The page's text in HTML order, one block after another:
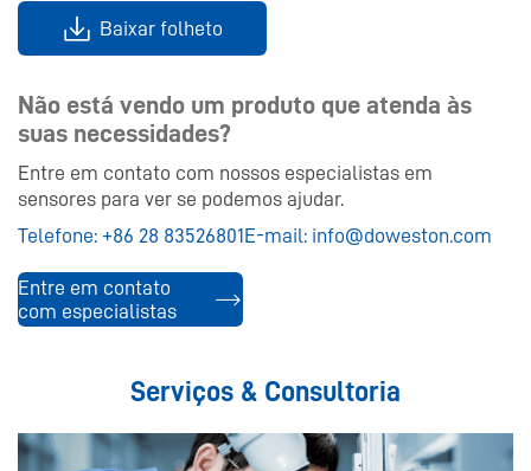
Baixar folheto
Não está vendo um produto que atenda às
suas necessidades?
Entre em contato com nossos especialistas em
sensores para ver se podemos ajudar.
Telefone: +86 28 83526801E-mail: info@doweston.com
Entre em contato
com especialistas
Serviços & Consultoria